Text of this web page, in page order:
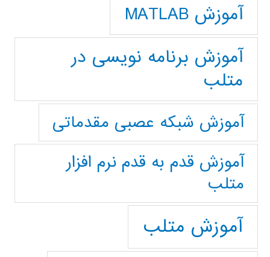
آموزش MATLAB
آموزش برنامه نویسی در
متلب
آموزش شبکه عصبی مقدماتی
آموزش قدم به قدم نرم افزار
متلب
آموزش متلب